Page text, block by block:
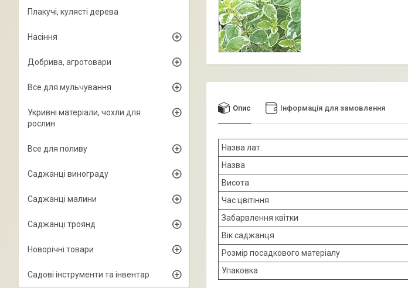
Опис Інформація для замовлення
Назва лат.
Назва
Висота
Час цвітіння
Забарвлення квітки
Вік саджанця
Розмір посадкового матеріалу
Упаковка
Плакучі, кулясті дерева
Насіння
Добрива, агротовари
Все для мульчування
Укривні матеріали, чохли для
рослин
Все для поливу
Саджанці винограду
Саджанці малини
Саджанці троянд
Новорічні товари
Садові інструменти та інвентар